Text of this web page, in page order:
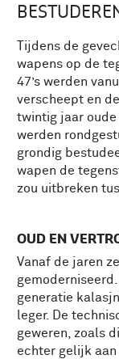
Tijdens de
wapens op de
47’s werden
verscheept en
twintig jaar oude
werden
grondig
wapen de
zou uitbreken
OUD EN
Vanaf de jaren
generatie
leger. De
geweren, zoals
echter gelijk